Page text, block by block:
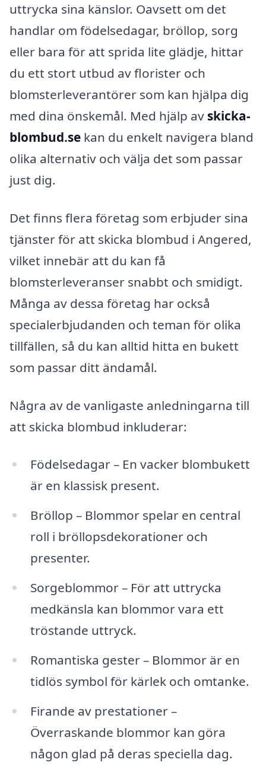
uttrycka sina känslor. Oavsett om det
handlar om födelsedagar, bröllop, sorg
eller bara för att sprida lite glädje, hittar
du ett stort utbud av florister och
blomsterleverantörer som kan hjälpa dig
med dina önskemål. Med hjälp av skicka-
blombud.se kan du enkelt navigera bland
olika alternativ och välja det som passar
just dig.
Det finns flera företag som erbjuder sina
tjänster för att skicka blombud i Angered,
vilket innebär att du kan få
blomsterleveranser snabbt och smidigt.
Många av dessa företag har också
specialerbjudanden och teman för olika
tillfällen, så du kan alltid hitta en bukett
som passar ditt ändamål.
Några av de vanligaste anledningarna till
att skicka blombud inkluderar:
Födelsedagar – En vacker blombukett
är en klassisk present.
Bröllop – Blommor spelar en central
roll i bröllopsdekorationer och
presenter.
Sorgeblommor – För att uttrycka
medkänsla kan blommor vara ett
tröstande uttryck.
Romantiska gester – Blommor är en
tidlös symbol för kärlek och omtanke.
Firande av prestationer –
Överraskande blommor kan göra
någon glad på deras speciella dag.